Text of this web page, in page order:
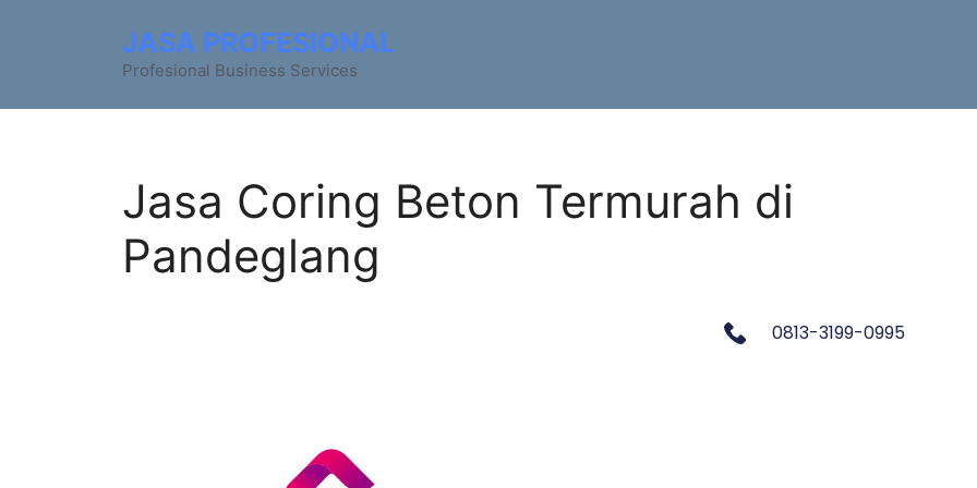
JASA PROFESIONAL
Profesional Business Services
Jasa Coring Beton Termurah di
Pandeglang
0813-3199-0995